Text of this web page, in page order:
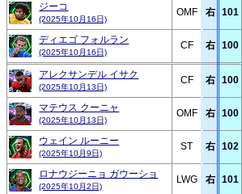
ジーコ
(2025年10月16日)
OMF 右 101
ディエゴ フォルラン
(2025年10月16日)
CF 右 100
アレクサンデル イサク
(2025年10月13日)
CF 右 100
マテウス クーニャ
(2025年10月13日)
OMF 右 100
ウェイン ルーニー
(2025年10月9日)
ST 右 102
ロナウジーニョ ガウーショ
(2025年10月2日)
LWG 右 101